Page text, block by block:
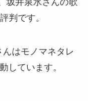
坂井泉水さんの歌
判です。
はモノマネタレ
しています。